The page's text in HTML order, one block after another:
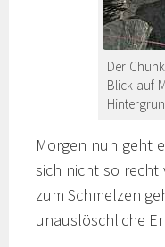
Der
Blick auf
Morgen nun geht
sich nicht so recht
zum Schmelzen
unauslöschliche